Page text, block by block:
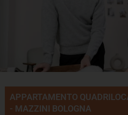
APPARTAMENTO
- MAZZINI BOLOGNA